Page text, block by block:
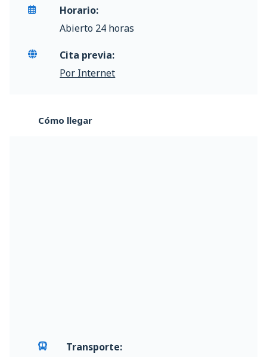
Horario:
Abierto 24 horas
Cita previa:
Por Internet
Cómo llegar
Transporte: